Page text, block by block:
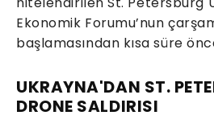
Ekonomik Forumu’nun
başlamasından kısa süre
UKRAYNA'DAN ST.
DRONE SALDIRISI